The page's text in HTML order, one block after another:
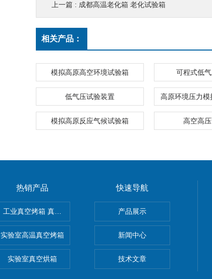
上一篇 : 成都高温老化箱 老化试验箱
相关产品：
模拟高原高空环境试验箱 可程式低
低气压试验装置
模拟高原反应气候试验箱 高空高
热销产品
工业真空烤箱 真空烘箱
实验室高温真空烤箱
实验室真空烘箱
快速导航
产品展示
新闻中心
技术文章